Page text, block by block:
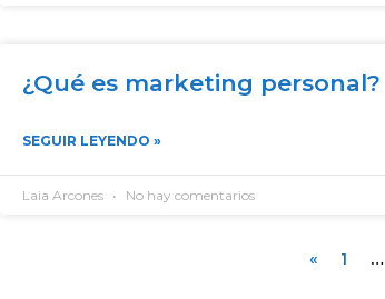
¿Qué es marketing personal?
SEGUIR LEYENDO »
Laia Arcones No hay comentarios
« 1 …